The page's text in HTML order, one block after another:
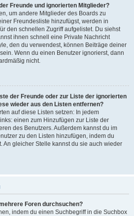
Freunde und ignorierten Mitglieder?
um andere Mitglieder des Boards zu
Freundesliste hinzufügst, werden in
den schnellen Zugriff aufgelistet. Du siehst
ihnen schnell eine Private Nachricht
den du verwendest, können Beiträge deiner
Wenn du einen Benutzer ignorierst, dann
nicht.
der Freunde oder zur Liste der ignorierten
wieder aus den Listen entfernen?
auf diese Listen setzen: In jedem
einen zum Hinzufügen zur Liste der
des Benutzers. Außerdem kannst du im
zu den Listen hinzufügen, indem du
An gleicher Stelle kannst du sie auch wieder
Foren durchsuchen?
indem du einen Suchbegriff in die Suchbox